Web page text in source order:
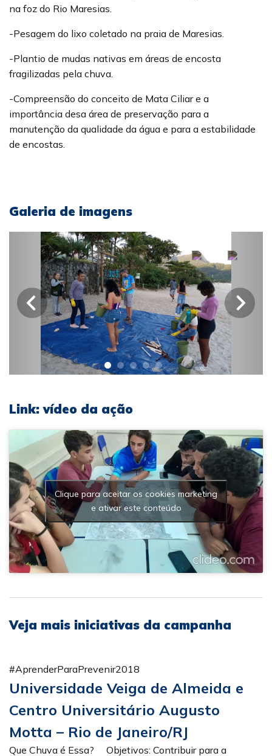
na foz do Rio Maresias.
-Pesagem do lixo coletado na praia de Maresias.
-Plantio de mudas nativas em áreas de encosta
fragilizadas pela chuva.
-Compreensão do conceito de Mata Ciliar e a
importância desa área de preservação para a
manutenção da qualidade da água e para a estabilidade
de encostas.
Galeria de imagens
Link: vídeo da ação
Clique para aceitar os cookies marketing
e ativar este conteúdo
Veja mais iniciativas da campanha
#AprenderParaPrevenir2018
Universidade Veiga de Almeida e
Centro Universitário Augusto
Motta – Rio de Janeiro/RJ
Que Chuva é Essa? Objetivos: Contribuir para a